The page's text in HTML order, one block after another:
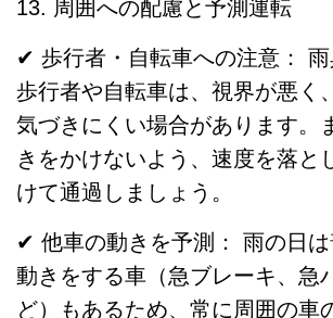
13. 周囲への配慮と予測運転
✔ 歩行者・自転車への注意：
歩行者や自転車は、視界が悪く
気づきにくい場合があります。
きをかけないよう、速度を落と
けて通過しましょう。
✔ 他車の動きを予測： 雨の日
動きをする車（急ブレーキ、急
ど）もあるため、常に周囲の車